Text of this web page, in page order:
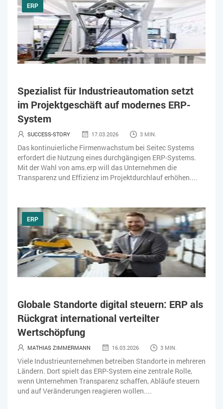
ERP
Spezialist für Industrieautomation setzt
im Projektgeschäft auf modernes ERP-
System
SUCCESS-STORY 17.03.2026 3 MIN.
Das kontinuierliche Firmenwachstum bei Seitec Systems
erfordert die Nutzung eines durchgängigen ERP-Systems.
Mit der Wahl von ams.erp will das Unternehmen die
Transparenz und Effizienz im Projektdurchlauf erhöhen....
ERP
Globale Standorte digital steuern: ERP als
Rückgrat international verteilter
Wertschöpfung
MATHIAS ZIMMERMANN 16.03.2026 3 MIN.
Viele Industrieunternehmen betreiben Standorte in mehreren
Ländern. Dort spielt das ERP-System eine zentrale Rolle,
wenn Unternehmen Transparenz schaffen, Abläufe steuern
und auf Veränderungen reagieren wollen....